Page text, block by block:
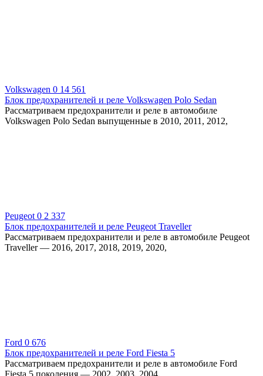
Volkswagen 0 14 561
Блок предохранителей и реле Volkswagen Polo Sedan
Рассматриваем предохранители и реле в автомобиле
Volkswagen Polo Sedan выпущенные в 2010, 2011, 2012,
Peugeot 0 2 337
Блок предохранителей и реле Peugeot Traveller
Рассматриваем предохранители и реле в автомобиле Peugeot
Traveller — 2016, 2017, 2018, 2019, 2020,
Ford 0 676
Блок предохранителей и реле Ford Fiesta 5
Рассматриваем предохранители и реле в автомобиле Ford
Fiesta 5 поколения — 2002, 2003, 2004,